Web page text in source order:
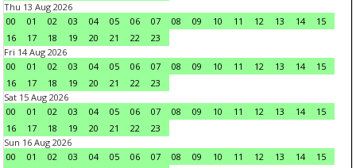
Thu 13 Aug 2026
00
01 02 03 04 05 06 07 08 09 10 11 12 13 14
15
16
17 18 19 20 21 22
23
Fri 14 Aug 2026
00
01 02 03 04 05 06 07 08 09 10 11 12 13 14
15
16
17 18 19 20 21 22
23
Sat 15 Aug 2026
00
01 02 03 04 05 06 07 08 09 10 11 12 13 14
15
16
17 18 19 20 21 22
23
Sun 16 Aug 2026
00
01 02 03 04 05 06 07 08 09 10 11 12 13 14
15